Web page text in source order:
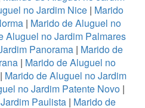
no Jardim Nice | Marido
| Marido de Aluguel no
Aluguel no Jardim Palmares
Panorama| Marido de
| Marido de Aluguel no
| Marido de Aluguel no Jardim
no Jardim Patente Novo |
Paulista| Marido de